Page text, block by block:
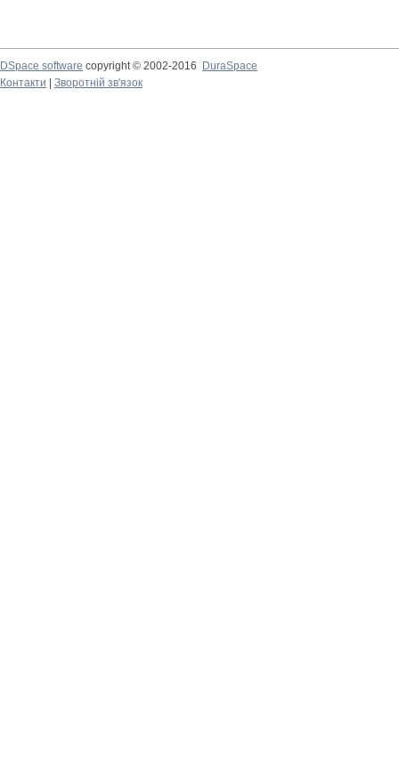
DSpace software copyright © 2002-2016
DuraSpace
Контакти
Зворотній зв'язок